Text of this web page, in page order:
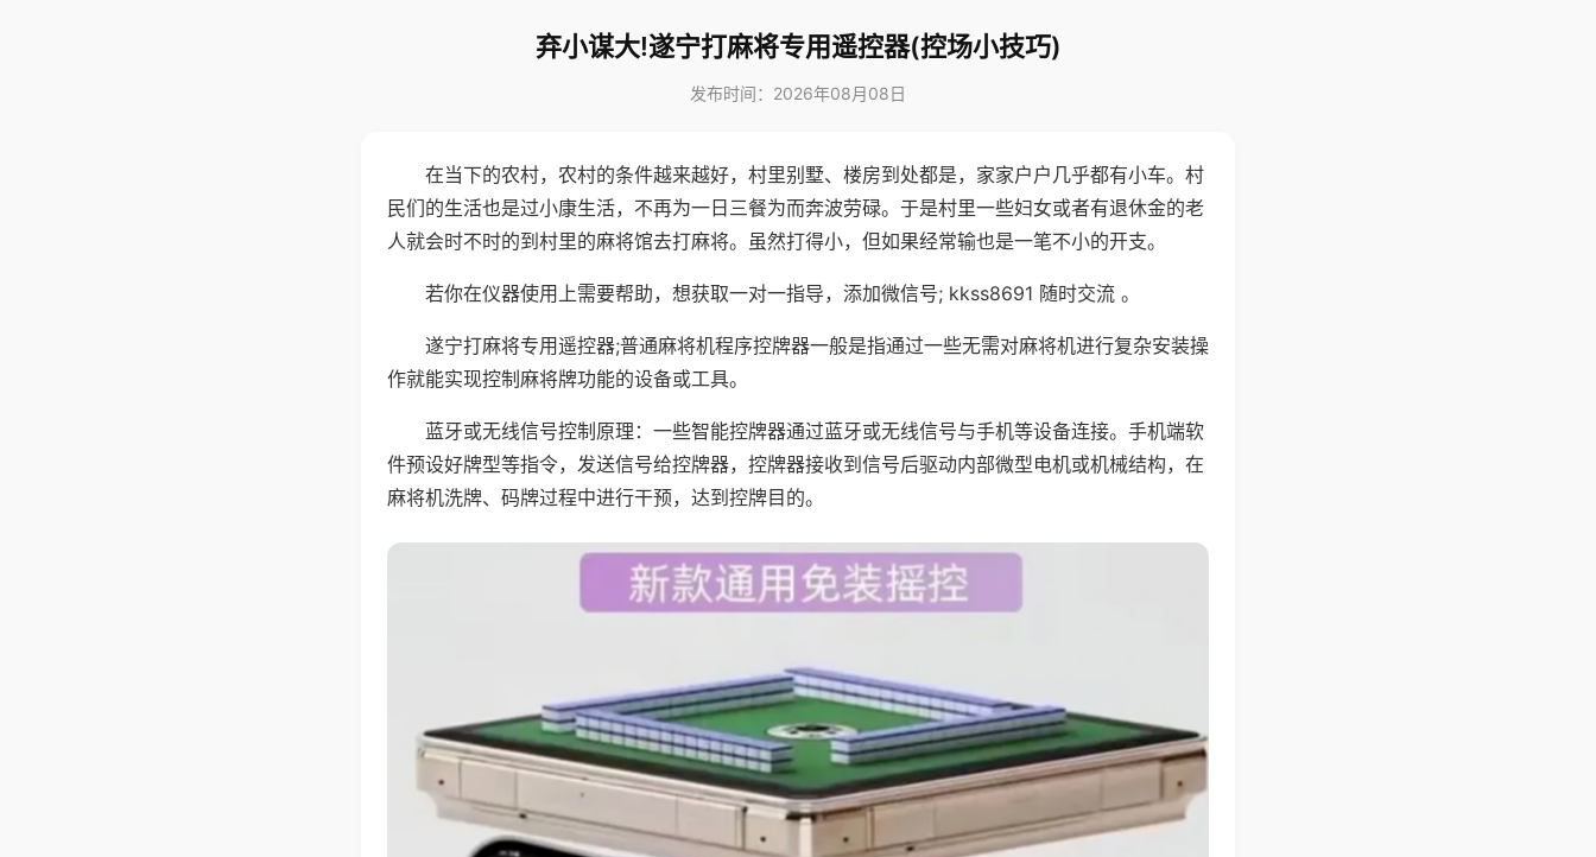
弃小谋大!遂宁打麻将专用遥控器(控场小技巧)
发布时间：2026年08月08日
在当下的农村，农村的条件越来越好，村里别墅、楼房到处都是，家家户户几乎都有小车。村
民们的生活也是过小康生活，不再为一日三餐为而奔波劳碌。于是村里一些妇女或者有退休金的老
人就会时不时的到村里的麻将馆去打麻将。虽然打得小，但如果经常输也是一笔不小的开支。
若你在仪器使用上需要帮助，想获取一对一指导，添加微信号; kkss8691 随时交流 。
遂宁打麻将专用遥控器;普通麻将机程序控牌器一般是指通过一些无需对麻将机进行复杂安装操
作就能实现控制麻将牌功能的设备或工具。
蓝牙或无线信号控制原理：一些智能控牌器通过蓝牙或无线信号与手机等设备连接。手机端软
件预设好牌型等指令，发送信号给控牌器，控牌器接收到信号后驱动内部微型电机或机械结构，在
麻将机洗牌、码牌过程中进行干预，达到控牌目的。